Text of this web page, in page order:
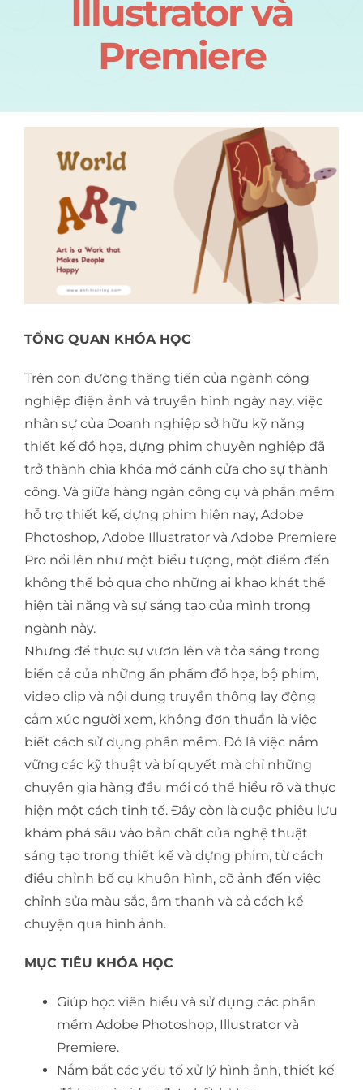
Illustrator và
Premiere
TỔNG QUAN KHÓA HỌC
Trên con đường thăng tiến của ngành công
nghiệp điện ảnh và truyền hình ngày nay, việc
nhân sự của Doanh nghiệp sở hữu kỹ năng
thiết kế đồ họa, dựng phim chuyên nghiệp đã
trở thành chìa khóa mở cánh cửa cho sự thành
công. Và giữa hàng ngàn công cụ và phần mềm
hỗ trợ thiết kế, dựng phim hiện nay, Adobe
Photoshop, Adobe Illustrator và Adobe Premiere
Pro nổi lên như một biểu tượng, một điểm đến
không thể bỏ qua cho những ai khao khát thể
hiện tài năng và sự sáng tạo của mình trong
ngành này.
Nhưng để thực sự vươn lên và tỏa sáng trong
biển cả của những ấn phẩm đồ họa, bộ phim,
video clip và nội dung truyền thông lay động
cảm xúc người xem, không đơn thuần là việc
biết cách sử dụng phần mềm. Đó là việc nắm
vững các kỹ thuật và bí quyết mà chỉ những
chuyên gia hàng đầu mới có thể hiểu rõ và thực
hiện một cách tinh tế. Đây còn là cuộc phiêu lưu
khám phá sâu vào bản chất của nghệ thuật
sáng tạo trong thiết kế và dựng phim, từ cách
điều chỉnh bố cụ khuôn hình, cỡ ảnh đến việc
chỉnh sửa màu sắc, âm thanh và cả cách kể
chuyện qua hình ảnh.
MỤC TIÊU KHÓA HỌC
Giúp học viên hiểu và sử dụng các phần
mềm Adobe Photoshop, Illustrator và
Premiere.
Nắm bắt các yếu tố xử lý hình ảnh, thiết kế